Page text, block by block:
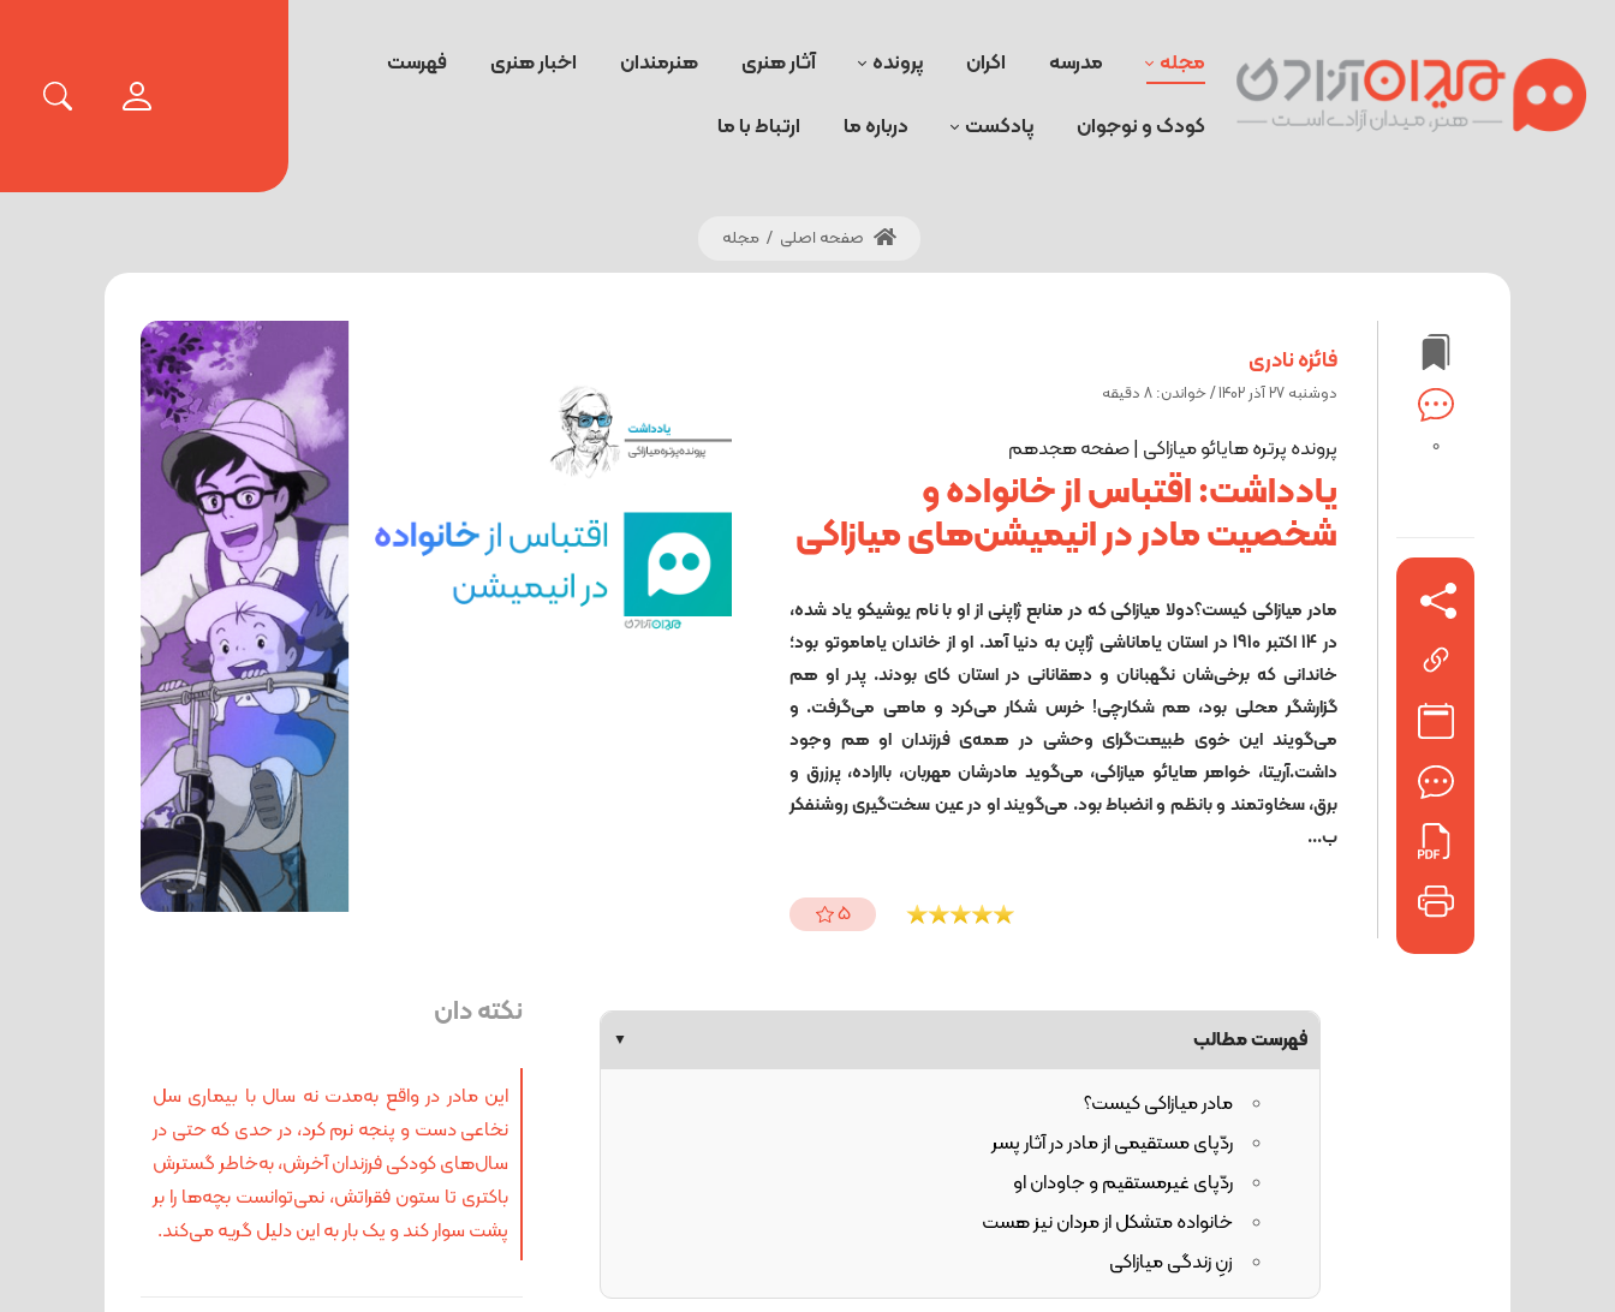
مجله مدرسه اکران پرونده آثار هنری هنرمندان اخبار هنری فهرست
کودک و نوجوان پادکست درباره ما ارتباط با ما
صفحه اصلی / مجله
0
فائزه نادری
دوشنبه 27 آذر 1402 / خواندن: 8 دقیقه
پرونده پرتره هایائو میازاکی | صفحه هجدهم
یادداشت: اقتباس از خانواده و
شخصیت مادر در انیمیشن‌های میازاکی
مادر میازاکی کیست؟دولا میازاکی که در منابع ژاپنی از او با نام یوشیکو یاد شده،
در 14 اکتبر 1910 در استان یاماناشی ژاپن به دنیا آمد. او از خاندان یاماموتو بود؛
خاندانی که برخی‌شان نگهبانان و دهقانانی در استان کای بودند. پدر او هم
گزارشگر محلی بود، هم شکارچی! خرس شکار می‌کرد و ماهی می‌گرفت. و
می‌گویند این خوی طبیعت‌گرای وحشی در همه‌ی فرزندان او هم وجود
داشت.آریتا، خواهر هایائو میازاکی، می‌گوید مادرشان مهربان، بااراده، پرزرق و
برق، سخاوتمند و بانظم و انضباط بود. می‌گویند او در عین سخت‌گیری روشنفکر
ب...
5
فهرست مطالب ▼
مادر میازاکی کیست؟
ردّپای مستقیمی از مادر در آثار پسر
ردّپای غیرمستقیم و جاودان او
خانواده متشکل از مردان نیز هست
زنِ زندگی میازاکی
نکته دان
این مادر در واقع به‌مدت نه سال با بیماری سل
نخاعی دست و پنجه نرم کرد، در حدی که حتی در
سال‌های کودکی فرزندان آخرش، به‌خاطر گسترش
باکتری تا ستون فقراتش، نمی‌توانست بچه‌ها را بر
پشت سوار کند و یک بار به این دلیل گریه می‌کند.